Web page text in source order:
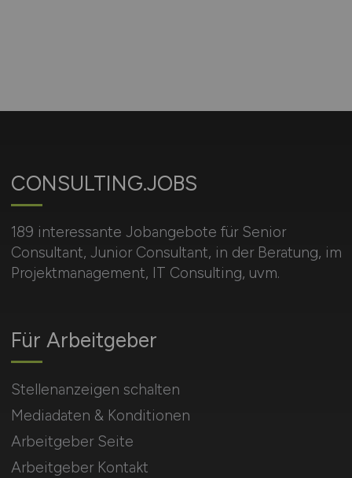
CONSULTING.JOBS
189 interessante Jobangebote für Senior
Consultant, Junior Consultant, in der Beratung, im
Projektmanagement, IT Consulting, uvm.
Für Arbeitgeber
Stellenanzeigen schalten
Mediadaten & Konditionen
Arbeitgeber Seite
Arbeitgeber Kontakt